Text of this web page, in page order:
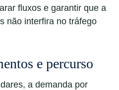
fluxos e garantir que a
não interfira no tráfego
e percurso
a demanda por